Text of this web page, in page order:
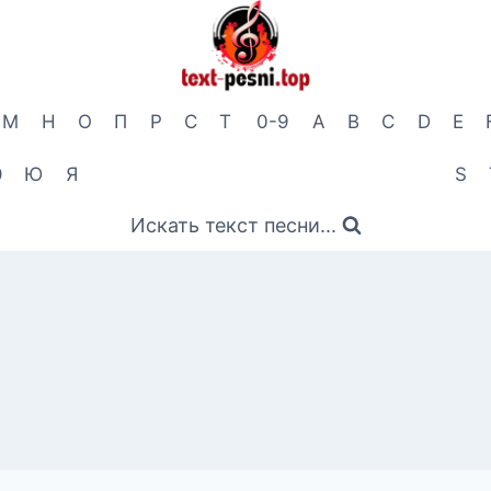
М Н О П Р С Т
Ю Я
0-9 A B C D E
S
Искать текст песни...